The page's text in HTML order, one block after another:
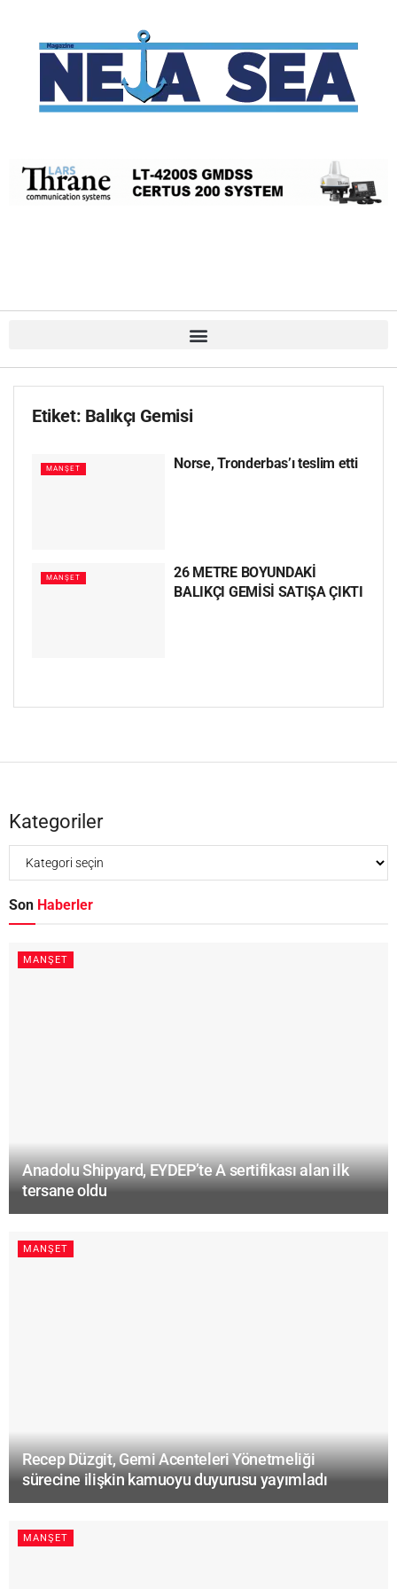
Etiket: Balıkçı Gemisi
MANŞET Norse, Tronderbas’ı teslim etti
MANŞET
26 METRE BOYUNDAKİ
BALIKÇI GEMİSİ SATIŞA ÇIKTI
Kategoriler
Son Haberler
MANŞET
Anadolu Shipyard, EYDEP’te A sertifikası alan ilk
tersane oldu
MANŞET
Recep Düzgit, Gemi Acenteleri Yönetmeliği
sürecine ilişkin kamuoyu duyurusu yayımladı
MANŞET